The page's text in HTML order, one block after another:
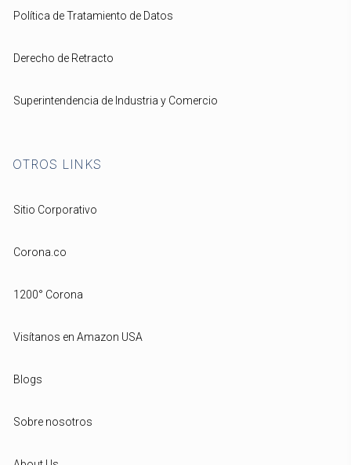
Política de Tratamiento de Datos
Derecho de Retracto
Superintendencia de Industria y Comercio
OTROS LINKS
Sitio Corporativo
Corona.co
1200° Corona
Visítanos en Amazon USA
Blogs
Sobre nosotros